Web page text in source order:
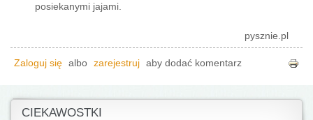
posiekanymi jajami.
pysznie.pl
Zaloguj się albo zarejestruj aby dodać komentarz
CIEKAWOSTKI